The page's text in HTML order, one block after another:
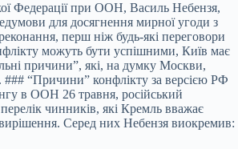
Федерації при ООН, Василь Небензя,
для досягнення мирної угоди з
перш ніж будь-які переговори
можуть бути успішними, Київ має
причини”, які, на думку Москви,
### “Причини” конфлікту за версією РФ
в ООН 26 травня, російський
чинників, які Кремль вважає
Серед них Небензя виокремив: